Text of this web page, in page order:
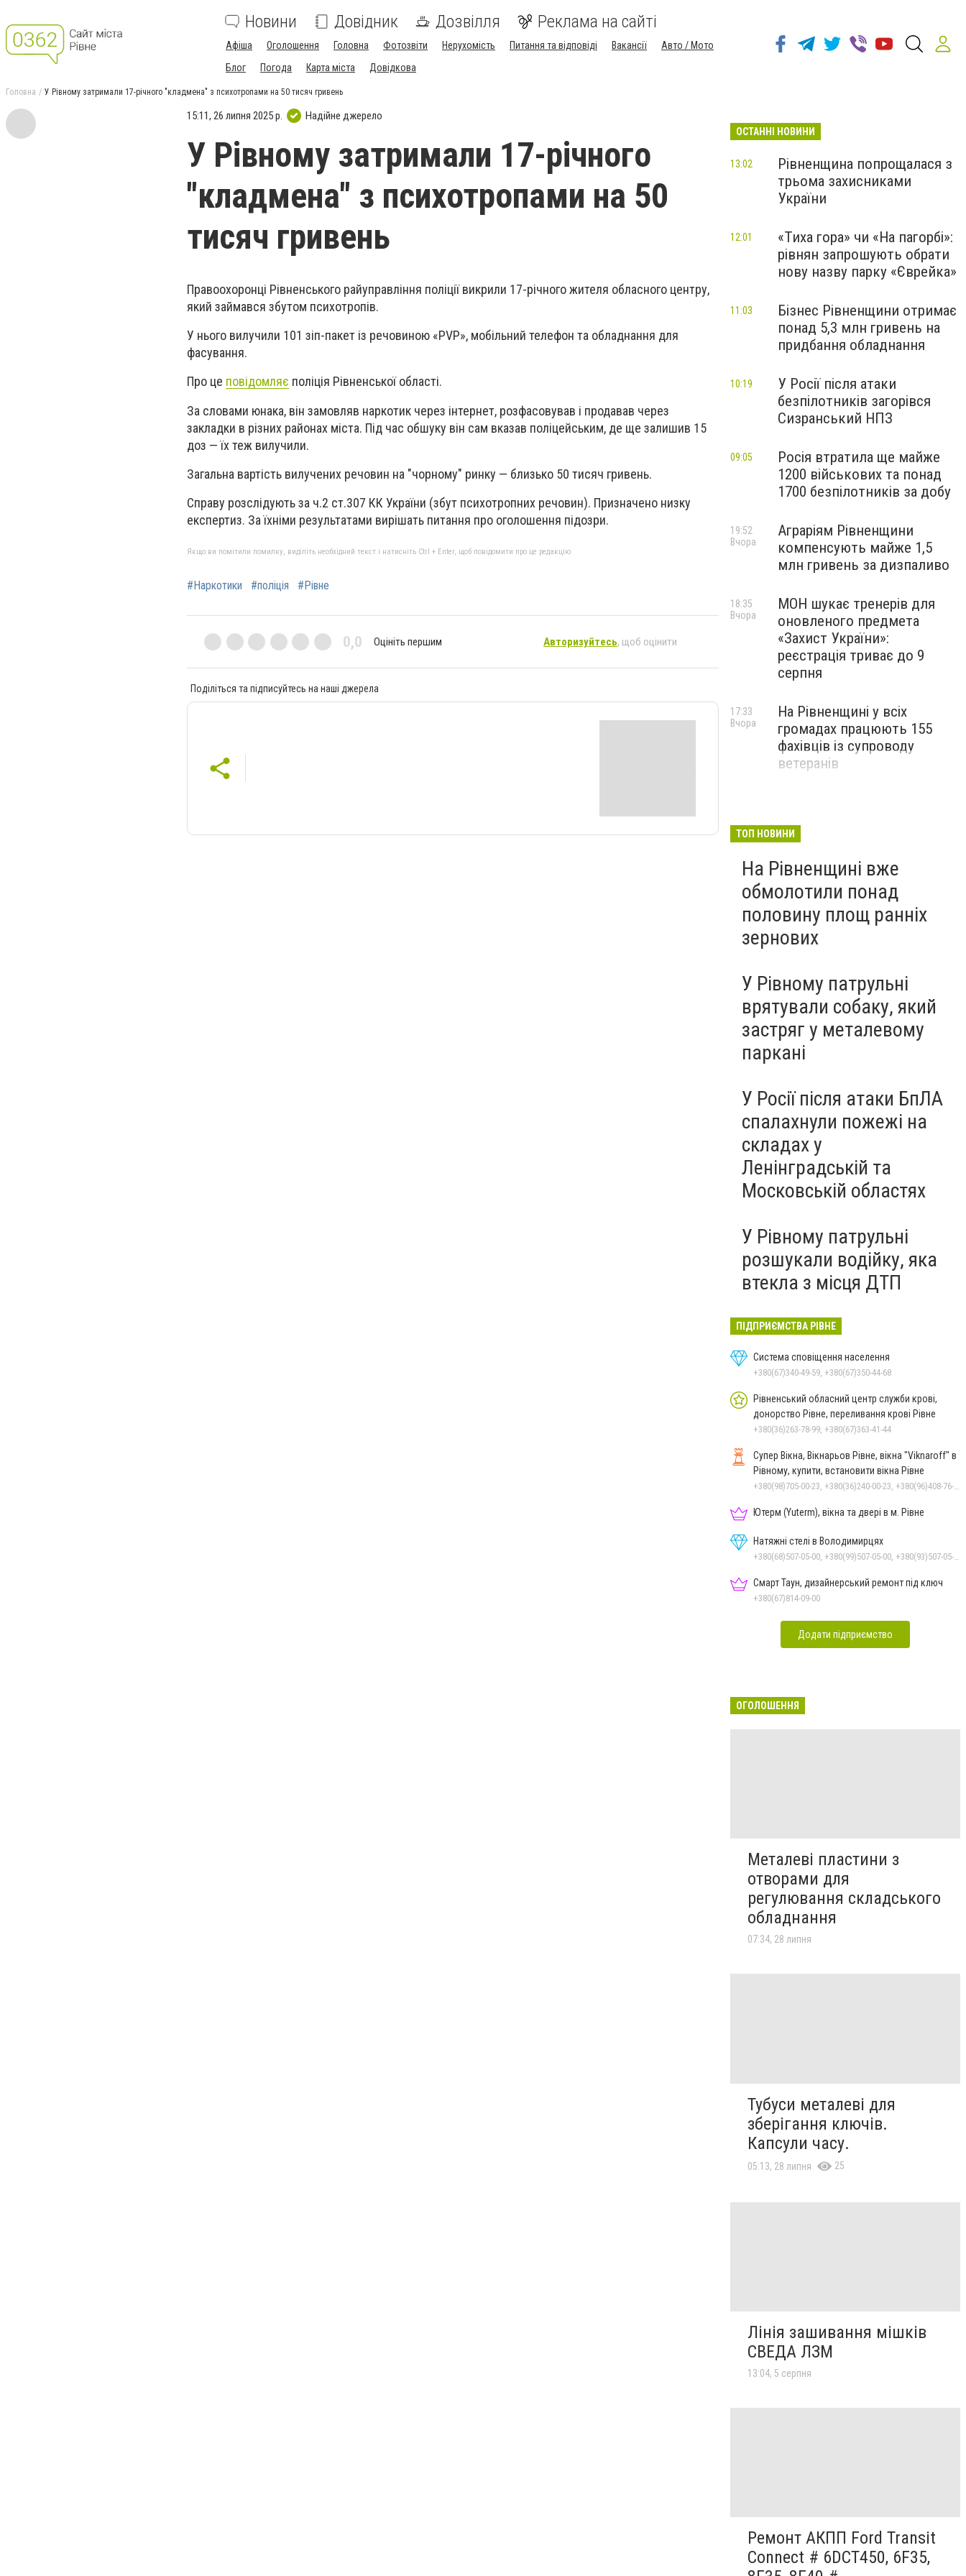
Новини Довідник Дозвілля Реклама на сайті
Афіша Оголошення Головна Фотозвіти Нерухомість Питання та відповіді Вакансії
Авто / Мото
Блог
Погода Карта міста Довідкова
Головна У Рівному затримали 17-річного "кладмена" з психотропами на 50 тисяч гривень
15:11, 26 липня 2025 р. Надійне джерело
У Рівному затримали 17-річного
"кладмена" з психотропами на 50
тисяч гривень
Правоохоронці Рівненського райуправління поліції викрили 17-річного жителя обласного центру,
який займався збутом психотропів.
У нього вилучили 101 зіп-пакет із речовиною «PVP», мобільний телефон та обладнання для
фасування.
Про це повідомляє поліція Рівненської області.
За словами юнака, він замовляв наркотик через інтернет, розфасовував і продавав через
закладки в різних районах міста. Під час обшуку він сам вказав поліцейським, де ще залишив 15
доз — їх теж вилучили.
Загальна вартість вилучених речовин на "чорному" ринку — близько 50 тисяч гривень.
Справу розслідують за ч.2 ст.307 КК України (збут психотропних речовин). Призначено низку
експертиз. За їхніми результатами вирішать питання про оголошення підозри.
Якщо ви помітили помилку, виділіть необхідний текст і натисніть Ctrl + Enter, щоб повідомити про це редакцію
#Наркотики #поліція #Рівне
0,0 Оцініть першим Авторизуйтесь, щоб оцінити
Поділіться та підписуйтесь на наші джерела
ОСТАННІ НОВИНИ
Рівненщина попрощалася з
трьома захисниками
України
13:02
«Тиха гора» чи «На пагорбі»:
рівнян запрошують обрати
нову назву парку «Єврейка»
12:01
Бізнес Рівненщини отримає
понад 5,3 млн гривень на
придбання обладнання
11:03
У Росії після атаки
безпілотників загорівся
Сизранський НПЗ
10:19
Росія втратила ще майже
1200 військових та понад
1700 безпілотників за добу
09:05
Аграріям Рівненщини
компенсують майже 1,5
млн гривень за дизпаливо
19:52
Вчора
МОН шукає тренерів для
оновленого предмета
«Захист України»:
реєстрація триває до 9
серпня
18:35
Вчора
На Рівненщині у всіх
громадах працюють 155
фахівців із супроводу
ветеранів
17:33
Вчора
ТОП НОВИНИ
На Рівненщині вже
обмолотили понад
половину площ ранніх
зернових
У Рівному патрульні
врятували собаку, який
застряг у металевому
паркані
У Росії після атаки БпЛА
спалахнули пожежі на
складах у
Ленінградській та
Московській областях
У Рівному патрульні
розшукали водійку, яка
втекла з місця ДТП
ПІДПРИЄМСТВА РІВНЕ
Система сповіщення населення
+380(67)340-49-59, +380(67)350-44-68
Рівненський обласний центр служби крові,
донорство Рівне, переливання крові Рівне
+380(36)263-78-99, +380(67)363-41-44
Супер Вікна, Вікнарьов Рівне, вікна "Viknaroff" в
Рівному, купити, встановити вікна Рівне
+380(98)705-00-23, +380(36)240-00-23, +380(96)408-76-50, +380(50)642-24-00
Ютерм (Yuterm), вікна та двері в м. Рівне
Натяжні стелі в Володимирцях
+380(68)507-05-00, +380(99)507-05-00, +380(93)507-05-00
Смарт Таун, дизайнерський ремонт під ключ
+380(67)814-09-00
Додати підприємство
ОГОЛОШЕННЯ
Металеві пластини з
отворами для
регулювання складського
обладнання
07:34, 28 липня
Тубуси металеві для
зберігання ключів.
Капсули часу.
05:13, 28 липня 25
Лінія зашивання мішків
СВЕДА ЛЗМ
13:04, 5 серпня
Ремонт АКПП Ford Transit
Connect # 6DCT450, 6F35,